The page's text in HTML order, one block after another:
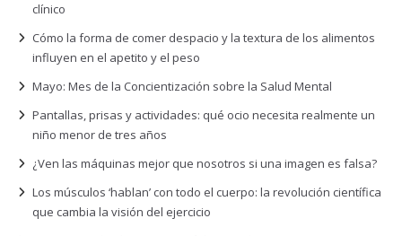
clínico
Cómo la forma de comer despacio y la textura de los alimentos
influyen en el apetito y el peso
Mayo: Mes de la Concientización sobre la Salud Mental
Pantallas, prisas y actividades: qué ocio necesita realmente un
niño menor de tres años
¿Ven las máquinas mejor que nosotros si una imagen es falsa?
Los músculos ‘hablan’ con todo el cuerpo: la revolución científica
que cambia la visión del ejercicio